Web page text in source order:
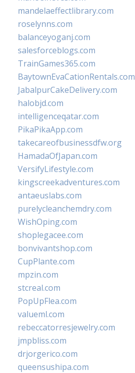
mandelaeffectlibrary.com
roselynns.com
balanceyoganj.com
salesforceblogs.com
TrainGames365.com
BaytownEvaCationRentals.com
JabalpurCakeDelivery.com
halobjd.com
intelligenceqatar.com
PikaPikaApp.com
takecareofbusinessdfw.org
HamadaOfJapan.com
VersifyLifestyle.com
kingscreekadventures.com
antaeuslabs.com
purelycleanchemdry.com
WishOping.com
shoplegacee.com
bonvivantshop.com
CupPlante.com
mpzin.com
stcreal.com
PopUpFlea.com
valueml.com
rebeccatorresjewelry.com
jmpbliss.com
drjorgerico.com
queensushipa.com